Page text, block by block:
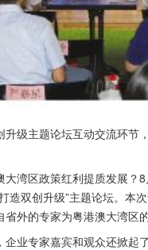
升级主题论坛互动交流环
湾区政策红利提质发展？
造双创升级”主题论坛。本
外的专家为粤港澳大湾区
业专家嘉宾和观众还掀起